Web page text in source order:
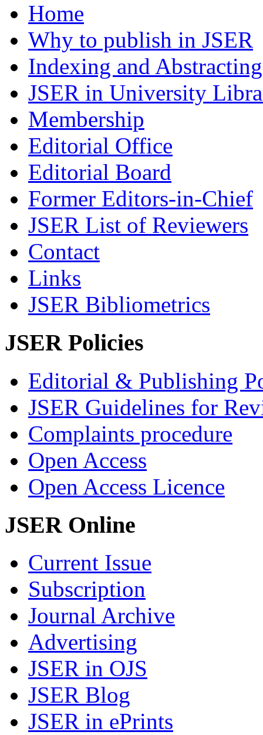
Home
Why to publish in JSER
Indexing and Abstracting
JSER in University
Membership
Editorial Office
Editorial Board
Former Editors-in-Chief
JSER List of Reviewers
Contact
Links
JSER Bibliometrics
JSER Policies
Editorial & Publishing
JSER Guidelines for
Complaints procedure
Open Access
Open Access Licence
JSER Online
Current Issue
Subscription
Journal Archive
Advertising
JSER in OJS
JSER Blog
JSER in ePrints